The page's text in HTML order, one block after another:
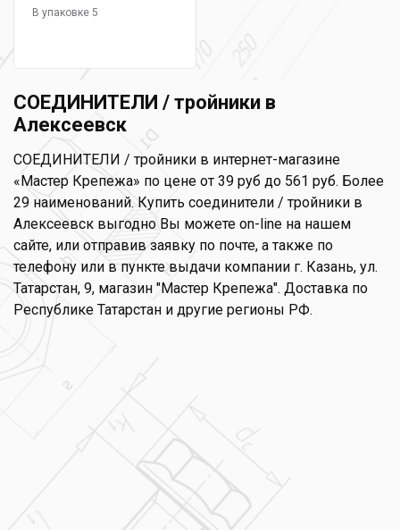
В упаковке 5
СОЕДИНИТЕЛИ / тройники в
Алексеевск
СОЕДИНИТЕЛИ / тройники в интернет-магазине
«Мастер Крепежа» по цене от 39 руб до 561 руб. Более
29 наименований. Купить соединители / тройники в
Алексеевск выгодно Вы можете on-line на нашем
сайте, или отправив заявку по почте, а также по
телефону или в пункте выдачи компании г. Казань, ул.
Татарстан, 9, магазин "Мастер Крепежа". Доставка по
Республике Татарстан и другие регионы РФ.